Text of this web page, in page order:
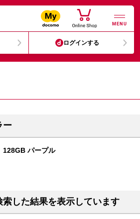
MENU
ログインする
ー
128GB パープル
した結果を表示しています